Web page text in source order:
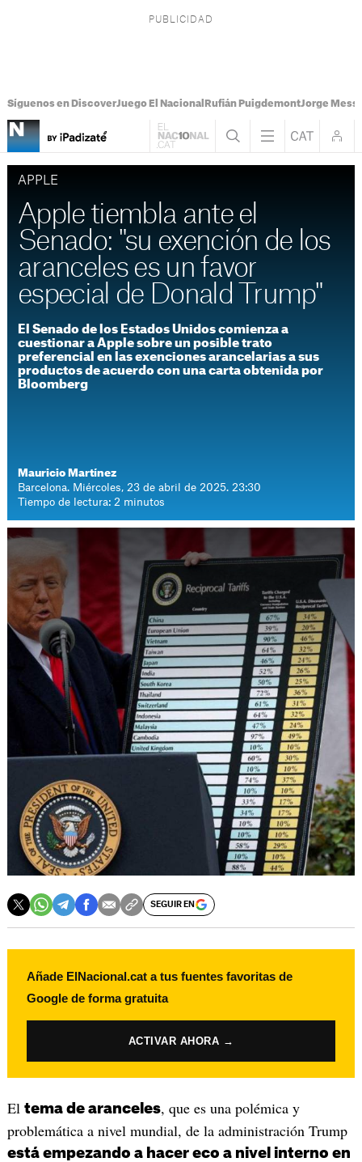
Síguenos en DiscoverJuego El Nacional Rufián PuigdemontJorge Messi
APPLE
Apple tiembla ante el
Senado: "su exención de los
aranceles es un favor
especial de Donald Trump"
El Senado de los Estados Unidos comienza a
cuestionar a Apple sobre un posible trato
preferencial en las exenciones arancelarias a sus
productos de acuerdo con una carta obtenida por
Bloomberg
Mauricio Martínez
Barcelona. Miércoles, 23 de abril de 2025. 23:30
Tiempo de lectura: 2 minutos
SEGUIR EN
Añade ElNacional.cat a tus fuentes favoritas de
Google de forma gratuita
ACTIVAR AHORA →
El tema de aranceles, que es una polémica y
problemática a nivel mundial, de la administración Trump
está empezando a hacer eco a nivel interno en